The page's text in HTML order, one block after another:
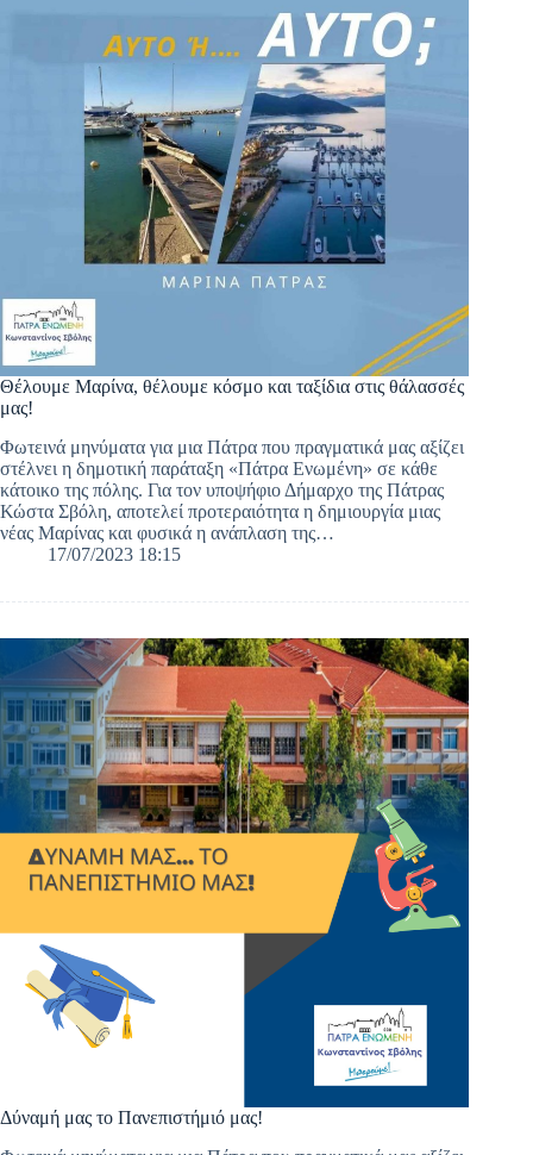
Θέλουμε Μαρίνα, θέλουμε κόσμο και ταξίδια στις θάλασσές
μας!
Φωτεινά μηνύματα για μια Πάτρα που πραγματικά μας αξίζει
στέλνει η δημοτική παράταξη «Πάτρα Ενωμένη» σε κάθε
κάτοικο της πόλης. Για τον υποψήφιο Δήμαρχο της Πάτρας
Κώστα Σβόλη, αποτελεί προτεραιότητα η δημιουργία μιας
νέας Μαρίνας και φυσικά η ανάπλαση της…
17/07/2023 18:15
Δύναμή μας το Πανεπιστήμιό μας!